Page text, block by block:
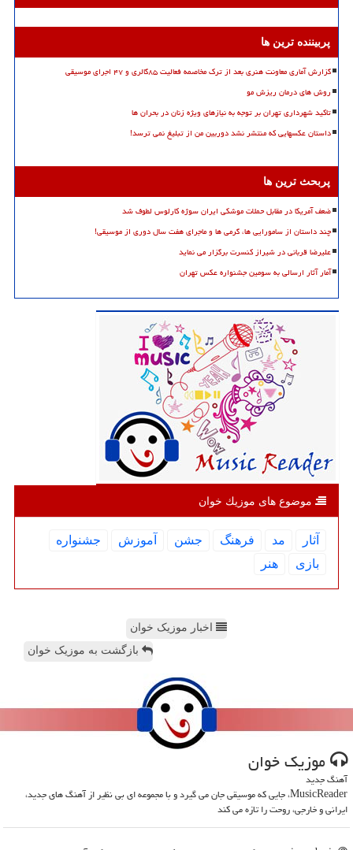
پربیننده ترین ها
گزارش آماری معاونت هنری بعد از ترک مخاصمه فعالیت ۸۵گالری و ۴۷ اجرای موسیقی
روش های درمان ریزش مو
تاکید شهرداری تهران بر توجه به نیازهای ویژه زنان در بحران ها
داستان عکسهایی که منتشر نشد دوربین من از تبلیغ نمی ترسد!
پربحث ترین ها
ضعف آمریکا در مقابل حملات موشکی ایران سوژه کارلوس لطوف شد
چند داستان از سامورایی ها، گرمی ها و ماجرای هفت سال دوری از موسیقی!
علیرضا قربانی در شیراز کنسرت برگزار می نماید
آمار آثار ارسالی به سومین جشنواره عکس تهران
موضوع های موزیك خوان
آثار مد فرهنگ جشن آموزش
جشنواره
بازی
هنر
اخبار موزیک خوان
بازگشت به موزیک خوان
موزیك خوان
آهنگ جدید
MusicReader، جایی که موسیقی جان می گیرد و با مجموعه ای بی نظیر از آهنگ های جدید،
ایرانی و خارجی، روحت را تازه می کند